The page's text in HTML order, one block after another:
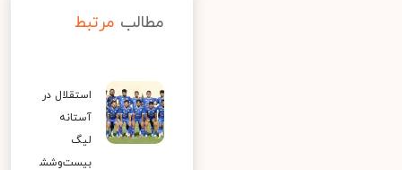
مطالب مرتبط
استقلال در
آستانه
لیگ
بیست‌وشش